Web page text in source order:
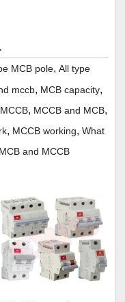
MCB pole, All type
mccb, MCB capacity,
MCCB, MCCB and MCB,
, MCCB working, What
and MCCB